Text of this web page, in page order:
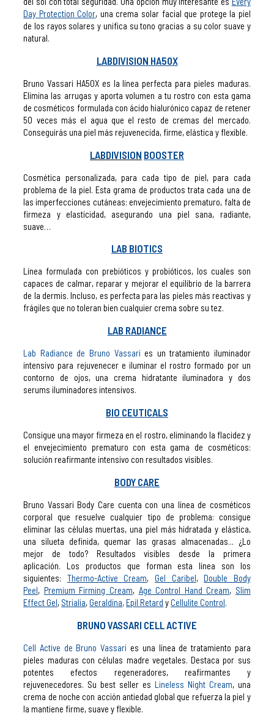
Day Protection Color, una crema solar facial que protege la piel
de los rayos solares y unifica su tono gracias a su color suave y
natural.
LABDIVISION HA50X
Bruno Vassari HA50X es la línea perfecta para pieles maduras.
Elimina las arrugas y aporta volumen a tu rostro con esta gama
de cosméticos formulada con ácido hialurónico capaz de retener
50 veces más el agua que el resto de cremas del mercado.
Conseguirás una piel más rejuvenecida, firme, elástica y flexible.
LABDIVISION BOOSTER
Cosmética personalizada, para cada tipo de piel, para cada
problema de la piel. Esta grama de productos trata cada una de
las imperfecciones cutáneas: envejecimiento prematuro, falta de
firmeza y elasticidad, asegurando una piel sana, radiante,
suave…
LAB BIOTICS
Línea formulada con prebióticos y probióticos, los cuales son
capaces de calmar, reparar y mejorar el equilibrio de la barrera
de la dermis. Incluso, es perfecta para las pieles más reactivas y
frágiles que no toleran bien cualquier crema sobre su tez.
LAB RADIANCE
Lab Radiance de Bruno Vassari es un tratamiento iluminador
intensivo para rejuvenecer e iluminar el rostro formado por un
contorno de ojos, una crema hidratante iluminadora y dos
serums iluminadores intensivos.
BIO CEUTICALS
Consigue una mayor firmeza en el rostro, eliminando la flacidez y
el envejecimiento prematuro con esta gama de cosméticos:
solución reafirmante intensivo con resultados visibles.
BODY CARE
Bruno Vassari Body Care cuenta con una línea de cosméticos
corporal que resuelve cualquier tipo de problema: consigue
eliminar las células muertas, una piel más hidratada y elástica,
una silueta definida, quemar las grasas almacenadas... ¿Lo
mejor de todo? Resultados visibles desde la primera
aplicación. Los productos que forman esta línea son los
siguientes: Thermo-Active Cream,Gel Caribel,Double Body
Peel, Premium Firming Cream, Age Control Hand Cream, Slim
Effect Gel, Strialia,Geraldina,Epil Retard yCellulite Control.
BRUNO VASSARI CELL ACTIVE
Cell Active de Bruno Vassari es una línea de tratamiento para
pieles maduras con células madre vegetales. Destaca por sus
potentes efectos regeneradores, reafirmantes y
rejuvenecedores. Su best seller es Lineless Night Cream, una
crema de noche con acción antiedad global que refuerza la piel y
la mantiene firme, suave y flexible.